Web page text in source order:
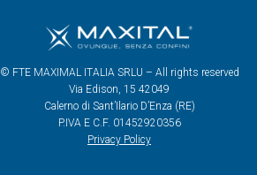
© FTE MAXIMAL ITALIA SRLU – All rights reserved
Via Edison, 15 42049
Calerno di Sant’Ilario D’Enza (RE)
P.IVA E C.F. 01452920356
Privacy Policy